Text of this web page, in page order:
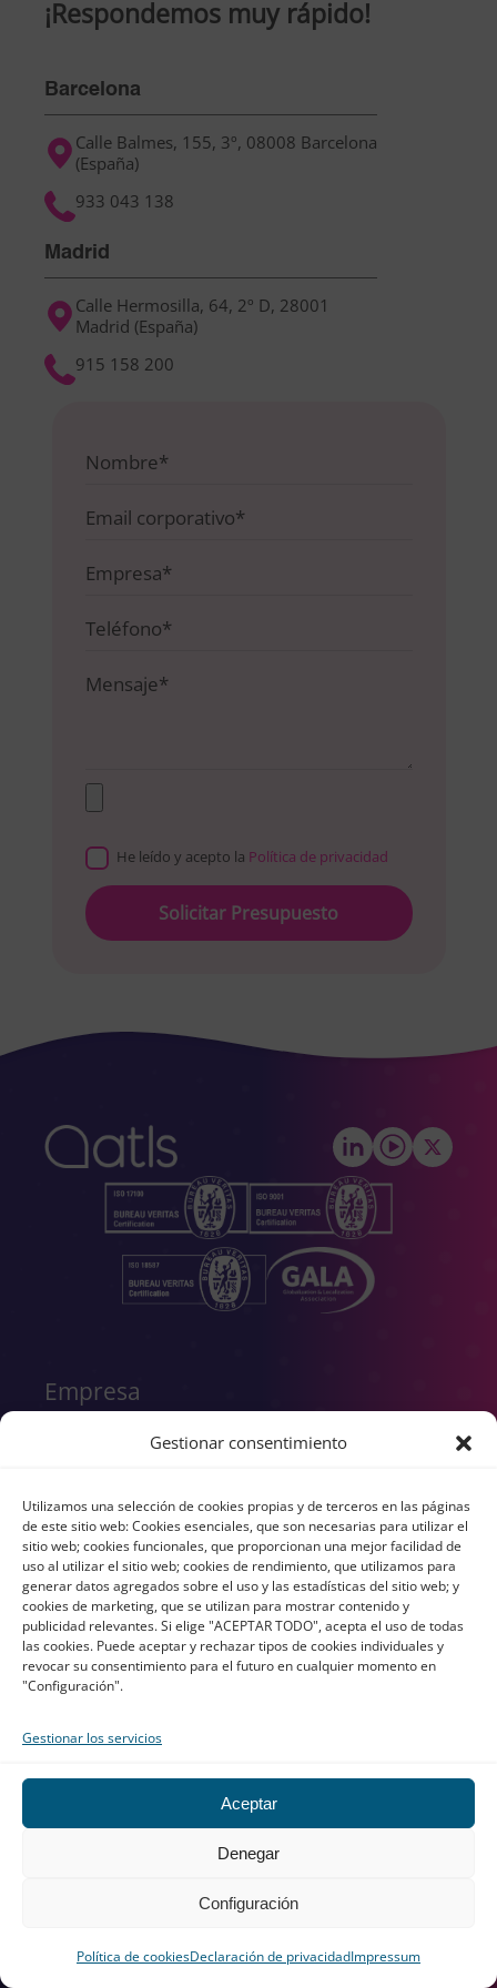
Gestionar consentimiento
Utilizamos una selección de cookies propias y de terceros en las páginas
de este sitio web: Cookies esenciales, que son necesarias para utilizar el
sitio web; cookies funcionales, que proporcionan una mejor facilidad de
uso al utilizar el sitio web; cookies de rendimiento, que utilizamos para
generar datos agregados sobre el uso y las estadísticas del sitio web; y
cookies de marketing, que se utilizan para mostrar contenido y
publicidad relevantes. Si elige "ACEPTAR TODO", acepta el uso de todas
las cookies. Puede aceptar y rechazar tipos de cookies individuales y
revocar su consentimiento para el futuro en cualquier momento en
"Configuración".
Gestionar los servicios
Aceptar
Denegar
Configuración
Política de cookiesDeclaración de privacidadImpressum
¡Respondemos muy rápido!
Barcelona
Calle Balmes, 155, 3º, 08008 Barcelona
(España)
933 043 138
Madrid
Calle Hermosilla, 64, 2º D, 28001
Madrid (España)
915 158 200
He leído y acepto la Política de privacidad
Please
leave
this
Empresa
Traducción Barcelona
Marketing Barcelona
Traducción Madrid
Marketing Madrid
Contacto
Canal de denuncias
FAQ
Traducción app
Flow